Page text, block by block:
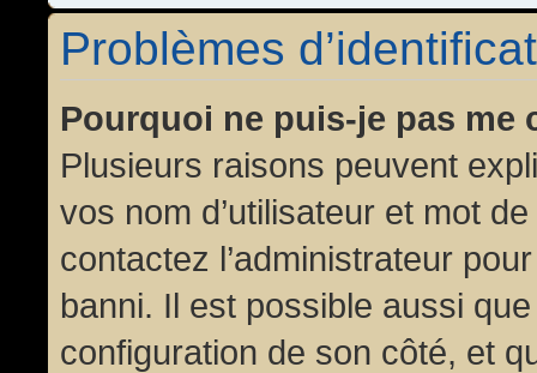
Problèmes
Pourquoi ne puis-je pas me
Plusieurs raisons peuvent
vos nom d’utilisateur et mot
contactez l’administrateur
banni. Il est possible aussi
configuration de son côté, et